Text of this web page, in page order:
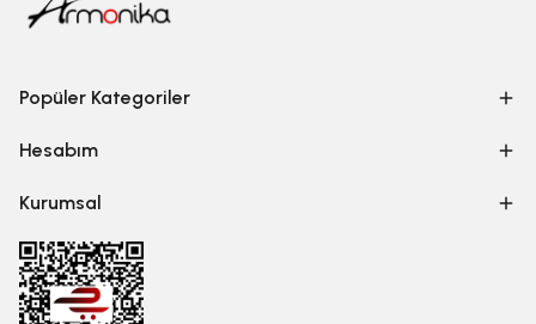
Popüler Kategoriler
Hesabım
Kurumsal